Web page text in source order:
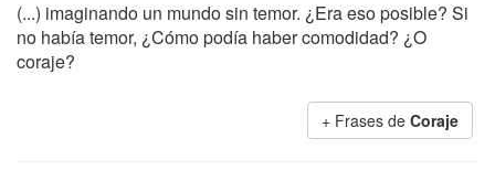
(...) imaginando un mundo sin temor. ¿Era eso posible? Si
no había temor, ¿Cómo podía haber comodidad? ¿O
coraje?
+ Frases de Coraje